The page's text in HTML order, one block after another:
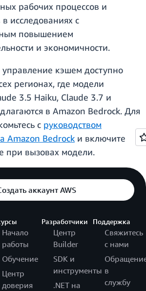
рабочих процессов и
исследованиях с
повышением
и экономичности.
кэшем доступно
регионах, где модели
3.5 Haiku, Claude 3.7 и
в Amazon Bedrock. Для
с руководством
Amazon Bedrock и включите
при вызовах модели.
аккаунт AWS
Начало
работы
Обучение
Центр
доверия
Разработчики
Центр
Builder
SDK и
инструменты
.NET на
Поддержка
Свяжитесь
с нами
в
службу